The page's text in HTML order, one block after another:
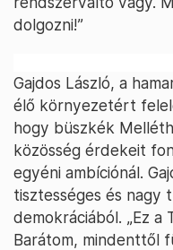
dolgozni!”
Gajdos László, a
élő környezetért
hogy büszkék
közösség érdekeit
egyéni ambíciónál.
tisztességes és
demokráciából. „Ez a
Barátom, mindenttől